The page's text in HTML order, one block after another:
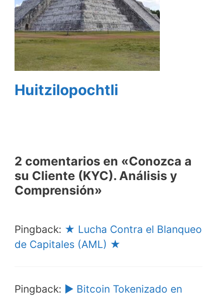
Huitzilopochtli
2 comentarios en «Conozca a
su Cliente (KYC). Análisis y
Comprensión»
Pingback: ★ Lucha Contra el Blanqueo
de Capitales (AML) ★
Pingback: ▶︎ Bitcoin Tokenizado en